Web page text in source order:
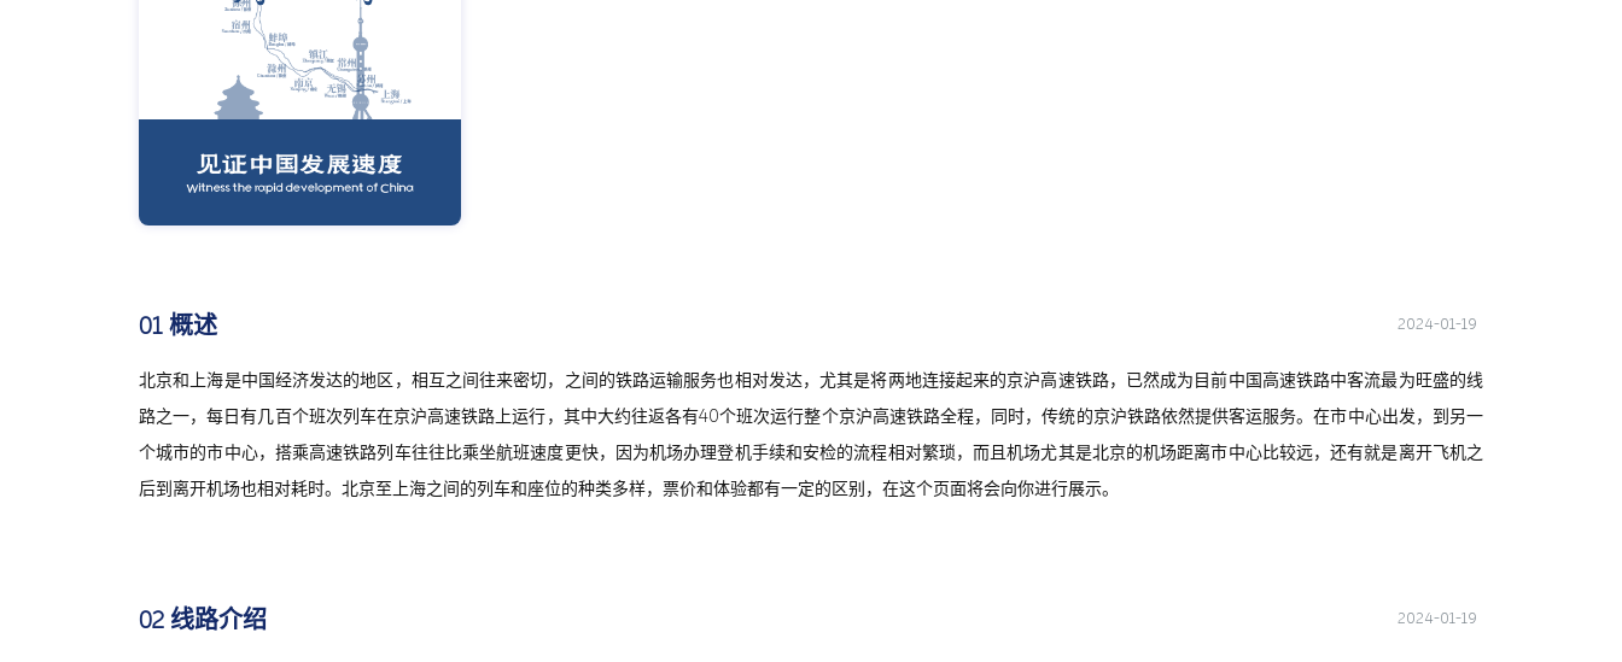
2024-01-19
01 概述
北京和上海是中国经济发达的地区，相互之间往来密切，之间的铁路运输服务也相对发达，尤其是将两地连接起来的京沪高速铁路，已然成为目前中国高速铁路中客流最为旺盛的线
路之一，每日有几百个班次列车在京沪高速铁路上运行，其中大约往返各有40个班次运行整个京沪高速铁路全程，同时，传统的京沪铁路依然提供客运服务。在市中心出发，到另一
个城市的市中心，搭乘高速铁路列车往往比乘坐航班速度更快，因为机场办理登机手续和安检的流程相对繁琐，而且机场尤其是北京的机场距离市中心比较远，还有就是离开飞机之
后到离开机场也相对耗时。北京至上海之间的列车和座位的种类多样，票价和体验都有一定的区别，在这个页面将会向你进行展示。
2024-01-19
02 线路介绍